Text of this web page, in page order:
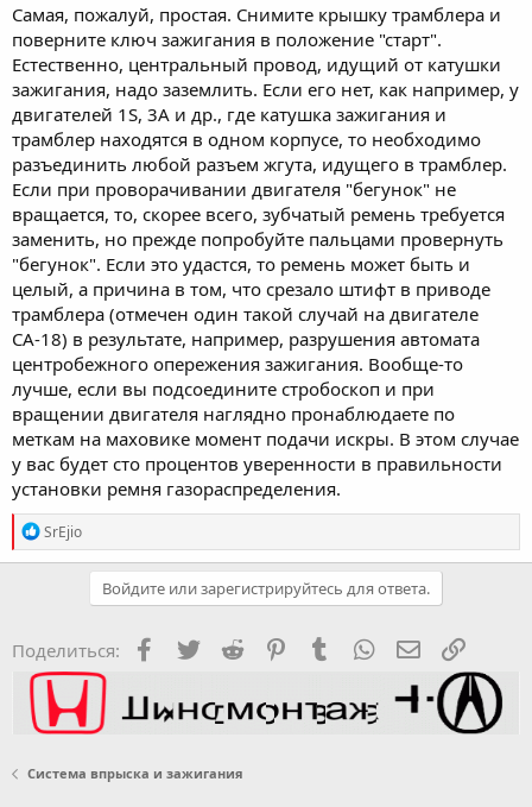
Самая, пожалуй, простая. Снимите крышку трамблера и
поверните ключ зажигания в положение "старт".
Естественно, центральный провод, идущий от катушки
зажигания, надо заземлить. Если его нет, как например, у
двигателей 1S, 3A и др., где катушка зажигания и
трамблер находятся в одном корпусе, то необходимо
разъединить любой разъем жгута, идущего в трамблер.
Если при проворачивании двигателя "бегунок" не
вращается, то, скорее всего, зубчатый ремень требуется
заменить, но прежде попробуйте пальцами провернуть
"бегунок". Если это удастся, то ремень может быть и
целый, а причина в том, что срезало штифт в приводе
трамблера (отмечен один такой случай на двигателе
СА-18) в результате, например, разрушения автомата
центробежного опережения зажигания. Вообще-то
лучше, если вы подсоедините стробоскоп и при
вращении двигателя наглядно пронаблюдаете по
меткам на маховике момент подачи искры. В этом случае
у вас будет сто процентов уверенности в правильности
установки ремня газораспределения.
R
e
a
o
n
s
SrEjio
Войдите или зарегистрируйтесь для ответа.
Поделиться: Facebook
TwitterReddit PinterestTumblr WhatsApp Ссылка
Система впрыска и зажигания